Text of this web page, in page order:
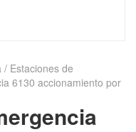
/ Estaciones de
6130 accionamiento por